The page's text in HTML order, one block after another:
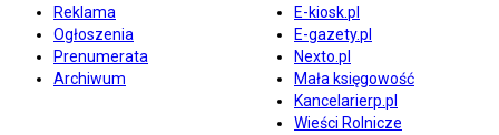
Reklama
Ogłoszenia
Prenumerata
Archiwum
E-kiosk.pl
E-gazety.pl
Nexto.pl
Mała księgowość
Kancelarierp.pl
Wieści Rolnicze